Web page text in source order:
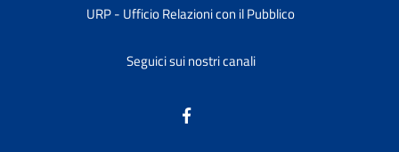
URP - Ufficio Relazioni con il Pubblico
Seguici sui nostri canali